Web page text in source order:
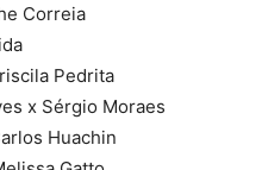
Correia
Pedrita
x Sérgio Moraes
Huachin